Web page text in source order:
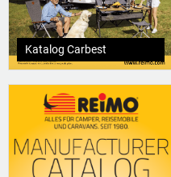
Katalog Carbest